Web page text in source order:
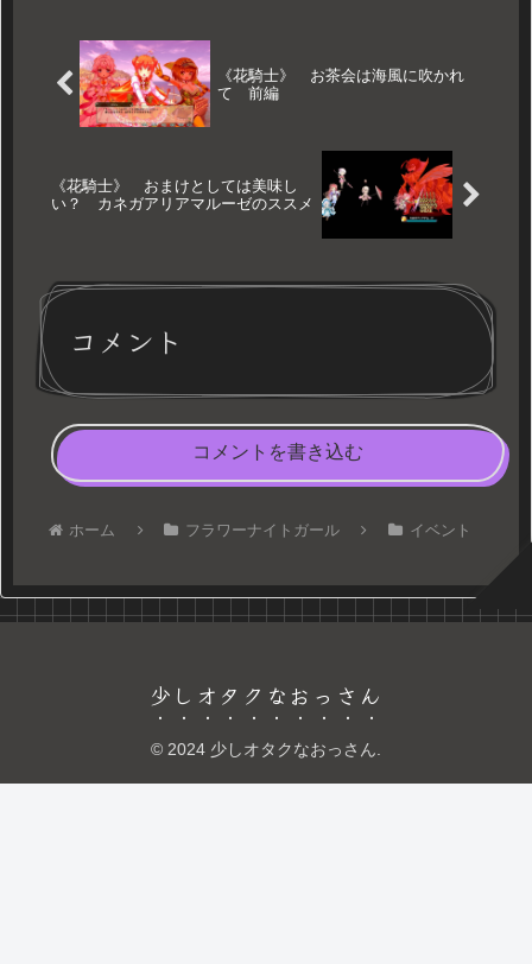
《花騎士》 お茶会は海風に吹かれ
て 前編
《花騎士》 おまけとしては美味し
い？ カネガアリアマルーゼのススメ
コメント
コメントを書き込む
ホーム フラワーナイトガール イベント
少しオタクなおっさん
© 2024 少しオタクなおっさん.